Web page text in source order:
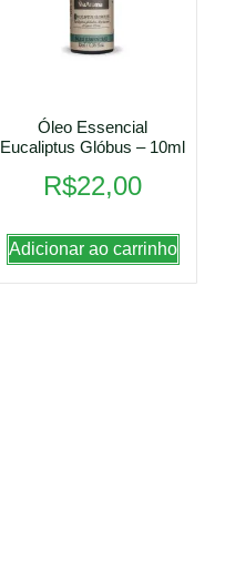
Óleo Essencial
Eucaliptus Glóbus – 10ml
R$22,00
Adicionar ao carrinho